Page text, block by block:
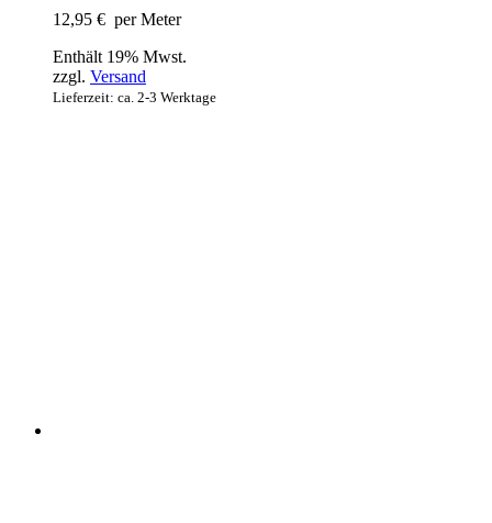
12,95 € per Meter
Enthält 19% Mwst.
zzgl. Versand
Lieferzeit: ca. 2-3 Werktage